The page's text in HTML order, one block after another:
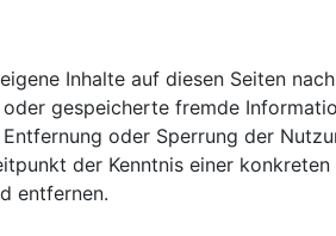
Inhalte auf diesen Seiten
gespeicherte fremde
oder Sperrung der
der Kenntnis einer
entfernen.